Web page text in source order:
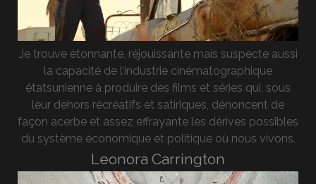
Je trouve étonnante, réjouissante mais suspecte aussi
la capacité de l’industrie cinématographique
étatsunienne à produire des films et séries qui, sous
leur dehors récréatifs et satiriques, dénoncent de
façon acerbe et assez effrayante les dérives possibles
du système économique et politique où nous vivons.
Leonora Carrington